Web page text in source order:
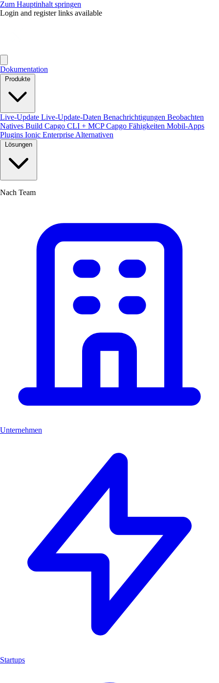
Zum Hauptinhalt springen
Login and register links available
Dokumentation
Produkte
Live-Update Live-Update-Daten Benachrichtigungen Beobachten
Natives Build Capgo CLI + MCPCapgo Fähigkeiten Mobil-Apps
Plugins Ionic Enterprise Alternativen
Lösungen
Nach Team
Unternehmen
Startups